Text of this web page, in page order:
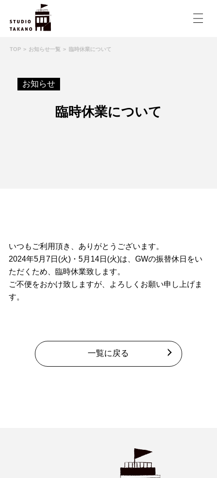
TOP お知らせ一覧 臨時休業について
お知らせ
臨時休業について
いつもご利用頂き、ありがとうございます。
2024年5月7日(火)・5月14日(火)は、GWの振替休日をい
ただくため、臨時休業致します。
ご不便をおかけ致しますが、よろしくお願い申し上げま
す。
一覧に戻る